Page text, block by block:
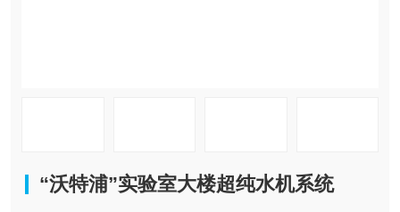
“沃特浦”实验室大楼超纯水机系统